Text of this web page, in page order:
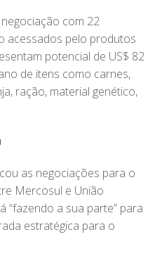
com 22
acessados pelo produtos
potencial de US$ 82
de itens como carnes,
ração, material genético,
as negociações para o
Mercosul e União
“fazendo a sua parte” para
estratégica para o